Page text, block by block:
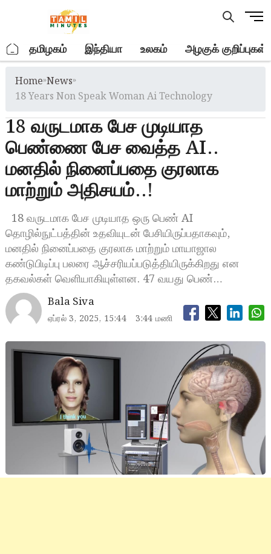
M
u
o
. தமிழகம் இந்தியா உலகம் அழகுக் குறிப்புகள்
Home»News»
18 Years Non Speak Woman Ai Technology
18 வருடமாக பேச முடியாத
பெண்ணை பேச வைத்த AI..
மனதில் நினைப்பதை குரலாக
மாற்றும் அதிசயம்..!
18 வருடமாக பேச முடியாத ஒரு பெண் AI
தொழில்நுட்பத்தின் உதவியுடன் பேசியிருப்பதாகவும்,
மனதில் நினைப்பதை குரலாக மாற்றும் மாயாஜால
கண்டுபிடிப்பு பலரை ஆச்சரியப்படுத்தியிருக்கிறது என
தகவல்கள் வெளியாகியுள்ளன. 47 வயது பெண்…
Bala Siva
ஏப்ரல் 3, 2025, 15:44 3:44 மணி